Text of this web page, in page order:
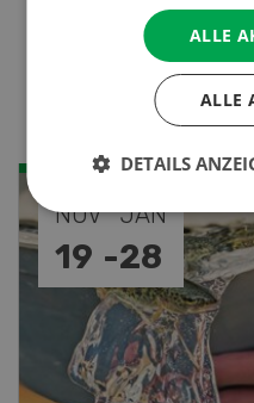
Nutztiere
Stallklima
verhindern
SEP
26 -27
ALLE
ALLE
DETAILS